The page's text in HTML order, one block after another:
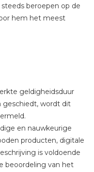
beroepen op de
hem het meest
geldigheidsduur
geschiedt, wordt dit
en nauwkeurige
producten, digitale
is voldoende
beoordeling van het